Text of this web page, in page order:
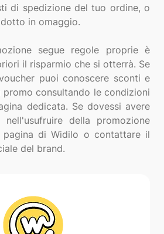
di spedizione del tuo ordine, o
in omaggio.
segue regole proprie è
il risparmio che si otterrà. Se
puoi conoscere sconti e
consultando le condizioni
dedicata. Se dovessi avere
della promozione
pagina di Widilo o contattare il